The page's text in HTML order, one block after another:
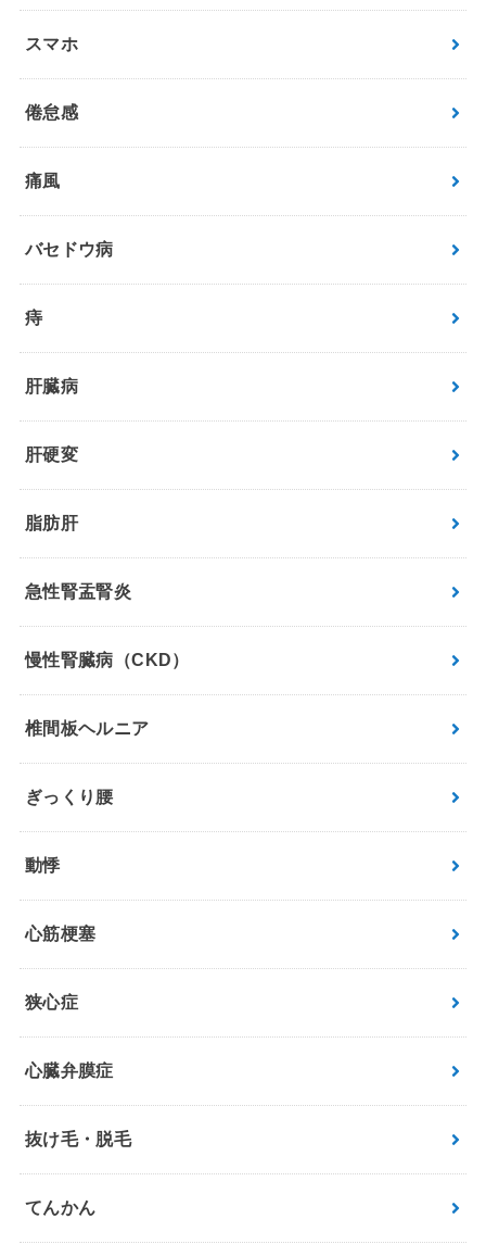
スマホ
倦怠感
痛風
バセドウ病
痔
肝臓病
肝硬変
脂肪肝
急性腎盂腎炎
慢性腎臓病（CKD）
椎間板ヘルニア
ぎっくり腰
動悸
心筋梗塞
狭心症
心臓弁膜症
抜け毛・脱毛
てんかん